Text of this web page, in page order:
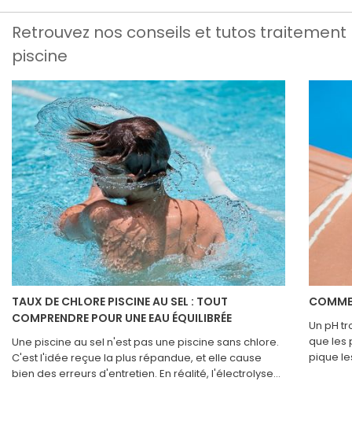
Retrouvez nos conseils et tutos traitement
piscine
TAUX DE CHLORE PISCINE AU SEL : TOUT
COMPRENDRE POUR UNE EAU ÉQUILIBRÉE
Une piscine au sel n'est pas une piscine sans chlore.
C'est l'idée reçue la plus répandue, et elle cause
bien des erreurs d'entretien. En réalité, l'électrolyseur
Un pH
que les
pique